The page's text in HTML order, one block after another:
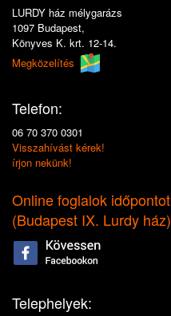
LURDY ház mélygarázs
1097 Budapest,
Könyves K. krt. 12-14.
Megközelítés
Telefon:
06 70 370 0301
Visszahívást kérek!
írjon nekünk!
Online foglalok időpontot
(Budapest IX. Lurdy ház)
Telephelyek: